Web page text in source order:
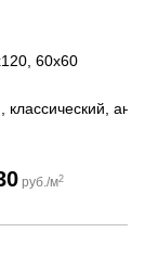
60x60
классический,
руб./м2